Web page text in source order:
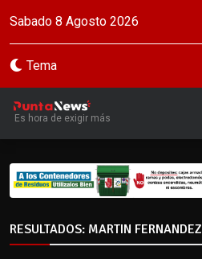
Sabado 8 Agosto 2026
Tema
Es hora de exigir más
RESULTADOS: MARTIN FERNANDEZ